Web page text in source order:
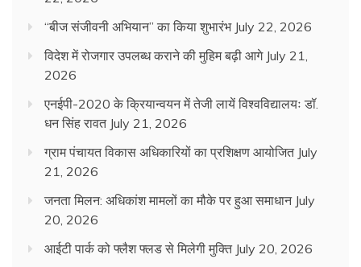
“बीज संजीवनी अभियान” का किया शुभारंभ July 22, 2026
विदेश में रोजगार उपलब्ध कराने की मुहिम बढ़ी आगे July 21,
2026
एनईपी-2020 के क्रियान्वयन में तेजी लायें विश्वविद्यालयः डॉ.
धन सिंह रावत July 21, 2026
ग्राम पंचायत विकास अधिकारियों का प्रशिक्षण आयोजित July
21, 2026
जनता मिलन: अधिकांश मामलों का मौके पर हुआ समाधान July
20, 2026
आईटी पार्क को फ्लैश फ्लड से मिलेगी मुक्ति July 20, 2026